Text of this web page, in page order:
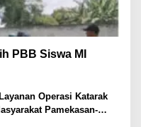
PBB Siswa MI
Operasi Katarak
Pamekasan-